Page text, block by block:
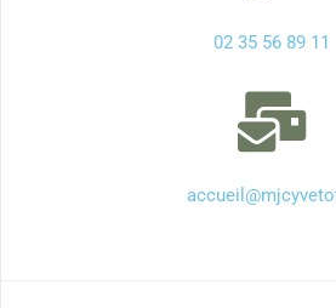
02 35 56 89 11